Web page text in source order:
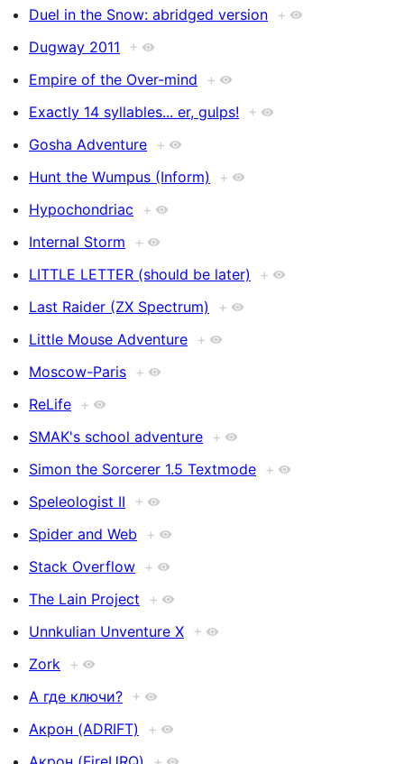
Duel in the Snow: abridged version +
Dugway 2011
+
Empire of the Over-mind +
Exactly 14 syllables... er, gulps!
+
Gosha Adventure +
Hunt the Wumpus (Inform)
+
Hypochondriac +
Internal Storm +
LITTLE LETTER (should be later)
+
Last Raider (ZX Spectrum)
+
Little Mouse Adventure +
Moscow-Paris +
ReLife +
SMAK's school adventure +
Simon the Sorcerer 1.5 Textmode +
Speleologist II
+
Spider and Web +
Stack Overflow +
The Lain Project +
Unnkulian Unventure X +
Zork +
А где ключи? +
Акрон (ADRIFT)
+